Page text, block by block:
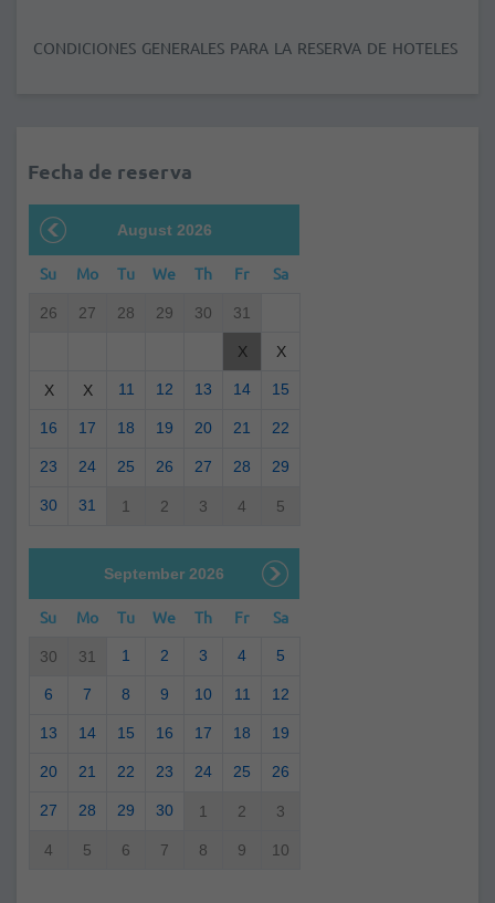
CONDICIONES GENERALES PARA LA RESERVA DE HOTELES
Fecha de reserva
August 2026
Su Mo Tu We Th Fr Sa
26 27 28 29 30 31
X X
X X 11 12 13 14 15
16 17 18 19 20 21 22
23 24 25 26 27 28 29
30 31 1 2 3 4 5
September 2026
Su Mo Tu We Th Fr Sa
30 31 1 2 3 4 5
6 7 8 9 10 11 12
13 14 15 16 17 18 19
20 21 22 23 24 25 26
27 28 29 30 1 2 3
4 5 6 7 8 9 10